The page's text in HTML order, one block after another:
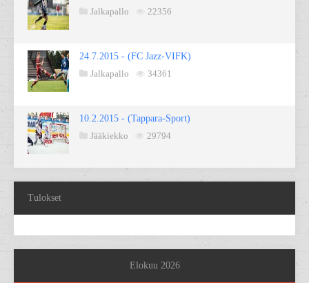
Jalkapallo
22356
24.7.2015 - (FC Jazz-VIFK)
Jalkapallo
34361
10.2.2015 - (Tappara-Sport)
Jääkiekko
29794
Tulokset
Elokuu 2026